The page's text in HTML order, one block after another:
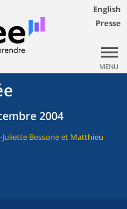
English
Presse
MENU
2004
Bessone et Matthieu